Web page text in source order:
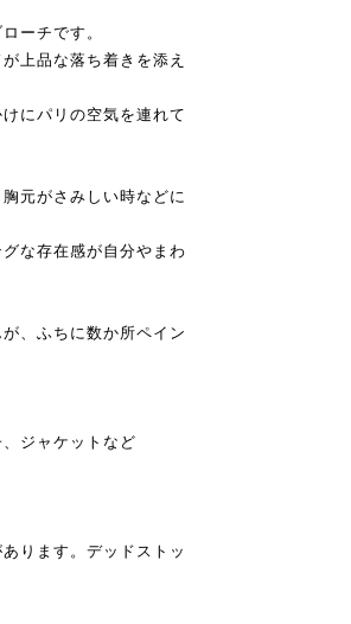
ーチです。
上品な落ち着きを添え
にパリの空気を連れて
元がさみしい時などに
な存在感が自分やまわ
、ふちに数か所ペイン
ジャケットなど
ります。デッドストッ